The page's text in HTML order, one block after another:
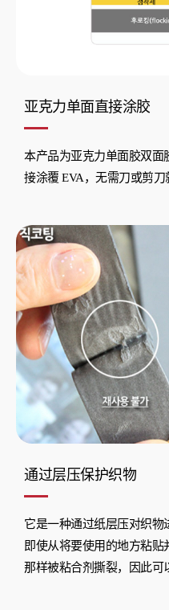
亚克力单面直接涂胶
本产品为亚克力单面胶双面
接涂覆 EVA，无需刀或剪刀
通过层压保护织物
它是一种通过纸层压对织物
即使从将要使用的地方粘
那样被粘合剂撕裂，因此可